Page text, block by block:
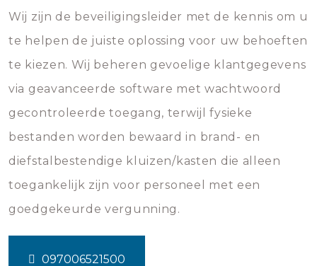
Wij zijn de beveiligingsleider met de kennis om u
te helpen de juiste oplossing voor uw behoeften
te kiezen. Wij beheren gevoelige klantgegevens
via geavanceerde software met wachtwoord
gecontroleerde toegang, terwijl fysieke
bestanden worden bewaard in brand- en
diefstalbestendige kluizen/kasten die alleen
toegankelijk zijn voor personeel met een
goedgekeurde vergunning.
097006521500